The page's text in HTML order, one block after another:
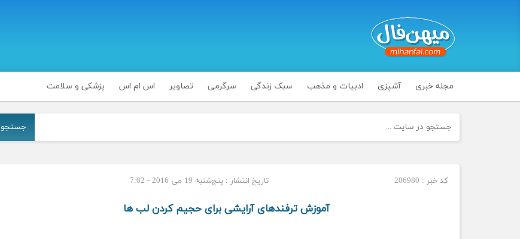
مجله خبری آشپزی ادبیات و مذهب سبک زندگی سرگرمی تصاویر اس ام اس پزشکی و سلامت
جستجو
کد خبر : 206980 تاریخ انتشار : پنج‌شنبه 19 می 2016 - 7:02
آموزش ترفندهای آرایشی برای حجیم کردن لب ها